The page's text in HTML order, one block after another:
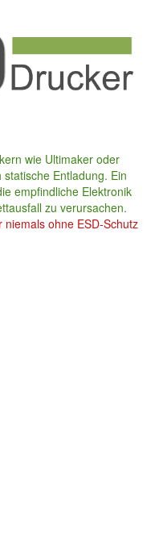
wie Ultimaker oder
Entladung. Ein
empfindliche Elektronik
zu verursachen.
ohne ESD-Schutz